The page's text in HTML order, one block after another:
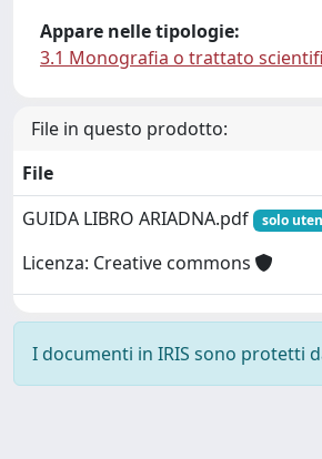
Appare nelle tipologie:
3.1 Monografia o trattato
File in questo prodotto:
File
GUIDA LIBRO ARIADNA.pdf
solo
Licenza: Creative commons
I documenti in IRIS sono protetti